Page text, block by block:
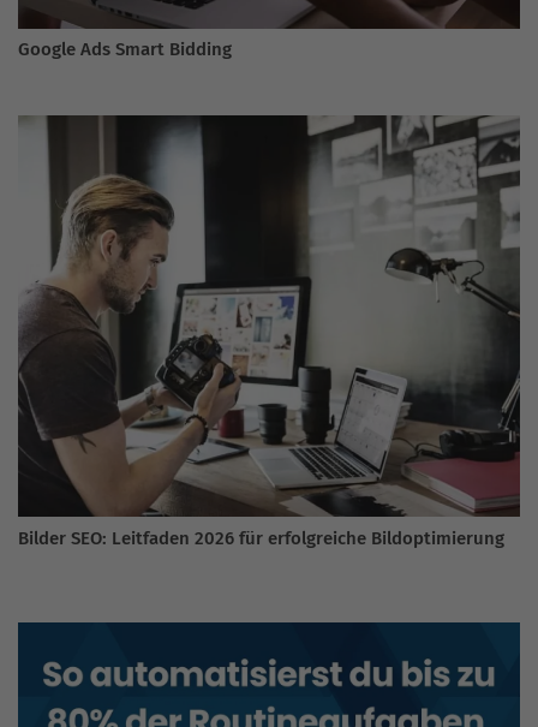
Google Ads Smart Bidding
Bilder SEO: Leitfaden 2026 für erfolgreiche Bildoptimierung